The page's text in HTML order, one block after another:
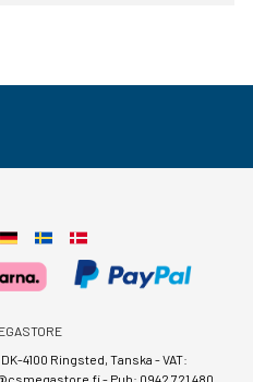
4100 Ringsted, Tanska - VAT: